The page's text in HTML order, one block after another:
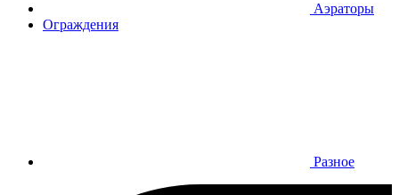
Аэраторы
Ограждения
Разное